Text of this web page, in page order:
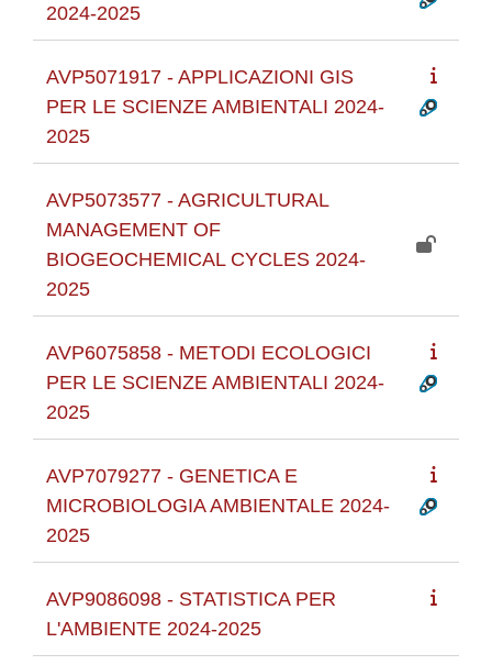
2024-2025
AVP5071917 - APPLICAZIONI GIS
PER LE SCIENZE AMBIENTALI 2024-
2025
AVP5073577 - AGRICULTURAL
MANAGEMENT OF
BIOGEOCHEMICAL CYCLES 2024-
2025
AVP6075858 - METODI ECOLOGICI
PER LE SCIENZE AMBIENTALI 2024-
2025
AVP7079277 - GENETICA E
MICROBIOLOGIA AMBIENTALE 2024-
2025
AVP9086098 - STATISTICA PER
L'AMBIENTE 2024-2025